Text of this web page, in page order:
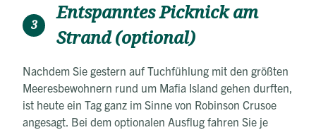
3
Entspanntes Picknick am
Strand (optional)
Nachdem Sie gestern auf Tuchfühlung mit den größten
Meeresbewohnern rund um Mafia Island gehen durften,
ist heute ein Tag ganz im Sinne von Robinson Crusoe
angesagt. Bei dem optionalen Ausflug fahren Sie je